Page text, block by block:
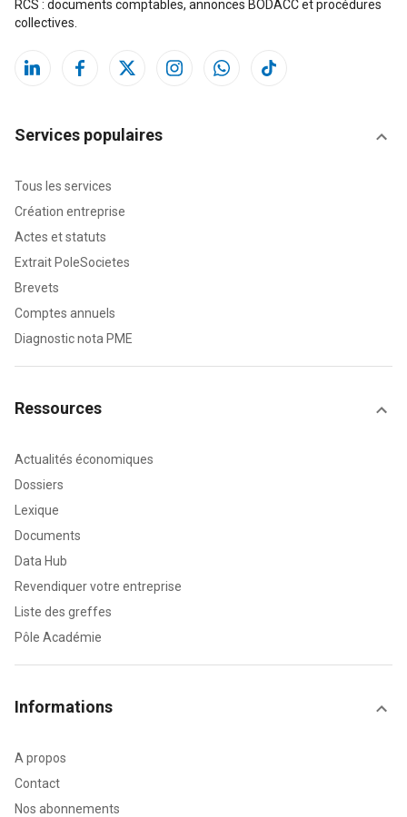
RCS : documents comptables, annonces BODACC et procédures
collectives.
Services populaires
Tous les services
Création entreprise
Actes et statuts
Extrait PoleSocietes
Brevets
Comptes annuels
Diagnostic nota PME
Ressources
Actualités économiques
Dossiers
Lexique
Documents
Data Hub
Revendiquer votre entreprise
Liste des greffes
Pôle Académie
Informations
A propos
Contact
Nos abonnements